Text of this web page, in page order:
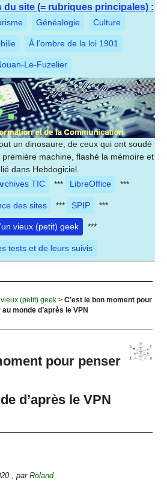
du site (= rubriques principales) :
Généalogie Culture
À l’ombre de la loi 1901
Le-Fuzelier
un dinosaure, de ceux qui ont soudé
machine, flashé la mémoire et
dans Hebdogiciel.
TIC *** LibreOffice ***
des sites *** SPIP ***
vieux (petit) geek ***
tests et de leurs suivis
vieux (petit) geek> C’est le bon moment pour
monde d’après le VPN
pour penser
d’après le VPN
,parRoland